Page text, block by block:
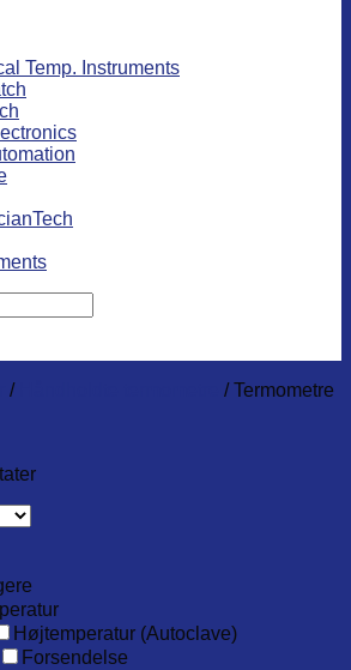
Temp. Instruments
/ /Termometre
Højtemperatur (Autoclave)
Forsendelse